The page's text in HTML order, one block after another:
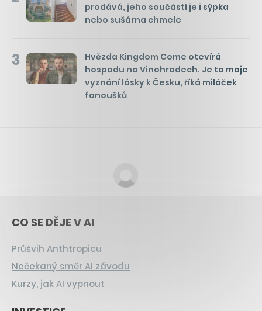
prodává, jeho součástí je i sýpka
nebo sušárna chmele
3
Hvězda Kingdom Come otevírá
hospodu na Vinohradech. Je to moje
vyznání lásky k Česku, říká miláček
fanoušků
CO SE DĚJE V AI
Průšvih Anthtropicu
Nečekaný směr AI závodu
Kurzy, jak AI vypnout